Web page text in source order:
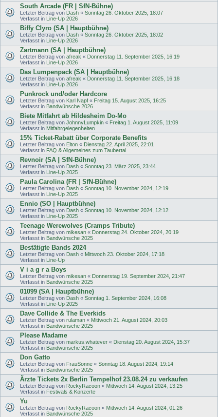
South Arcade (FR | SfN-Bühne)
Letzter Beitrag von Dash « Sonntag 26. Oktober 2025, 18:07
Verfasst in Line-Up 2026
Biffy Clyro (SA | Hauptbühne)
Letzter Beitrag von Dash « Sonntag 26. Oktober 2025, 18:02
Verfasst in Line-Up 2026
Zartmann (SA | Hauptbühne)
Letzter Beitrag von afreak « Donnerstag 11. September 2025, 16:19
Verfasst in Line-Up 2026
Das Lumpenpack (SA | Hauptbühne)
Letzter Beitrag von afreak « Donnerstag 11. September 2025, 16:18
Verfasst in Line-Up 2026
Punkrock und/oder Hardcore
Letzter Beitrag von Karl Napf « Freitag 15. August 2025, 16:25
Verfasst in Bandwünsche 2026
Biete Mitfahrt ab Hildesheim Do-Mo
Letzter Beitrag von JohnnyLumpkin « Freitag 1. August 2025, 11:09
Verfasst in Mitfahrgelegenheiten
15% Ticket-Rabatt über Corporate Benefits
Letzter Beitrag von Elton « Dienstag 22. April 2025, 22:01
Verfasst in FAQ & Allgemeines zum Taubertal
Revnoir (SA | SfN-Bühne)
Letzter Beitrag von Dash « Sonntag 23. März 2025, 23:44
Verfasst in Line-Up 2025
Paula Carolina (FR | SfN-Bühne)
Letzter Beitrag von Dash « Sonntag 10. November 2024, 12:19
Verfasst in Line-Up 2025
Ennio (SO | Hauptbühne)
Letzter Beitrag von Dash « Sonntag 10. November 2024, 12:12
Verfasst in Line-Up 2025
Teenage Werewolves (Cramps Tribute)
Letzter Beitrag von mikesan « Donnerstag 24. Oktober 2024, 20:19
Verfasst in Bandwünsche 2025
Bestätigte Bands 2024
Letzter Beitrag von Dash « Mittwoch 23. Oktober 2024, 17:18
Verfasst in Line-Up
V i a g r a Boys
Letzter Beitrag von mikesan « Donnerstag 19. September 2024, 21:47
Verfasst in Bandwünsche 2025
01099 (SA | Hauptbühne)
Letzter Beitrag von Dash « Sonntag 1. September 2024, 16:08
Verfasst in Line-Up 2025
Dave Collide & The Everkids
Letzter Beitrag von rulaman « Mittwoch 21. August 2024, 20:03
Verfasst in Bandwünsche 2025
Please Madame
Letzter Beitrag von markus.whatever « Dienstag 20. August 2024, 15:37
Verfasst in Bandwünsche 2025
Don Gatto
Letzter Beitrag von FrauSonne « Sonntag 18. August 2024, 19:14
Verfasst in Bandwünsche 2025
Ärzte Tickets 2x Berlin Tempelhof 23.08.24 zu verkaufen
Letzter Beitrag von RockyRacoon « Mittwoch 14. August 2024, 13:25
Verfasst in Festivals & Konzerte
Yu
Letzter Beitrag von RockyRacoon « Mittwoch 14. August 2024, 01:26
Verfasst in Bandwünsche 2025